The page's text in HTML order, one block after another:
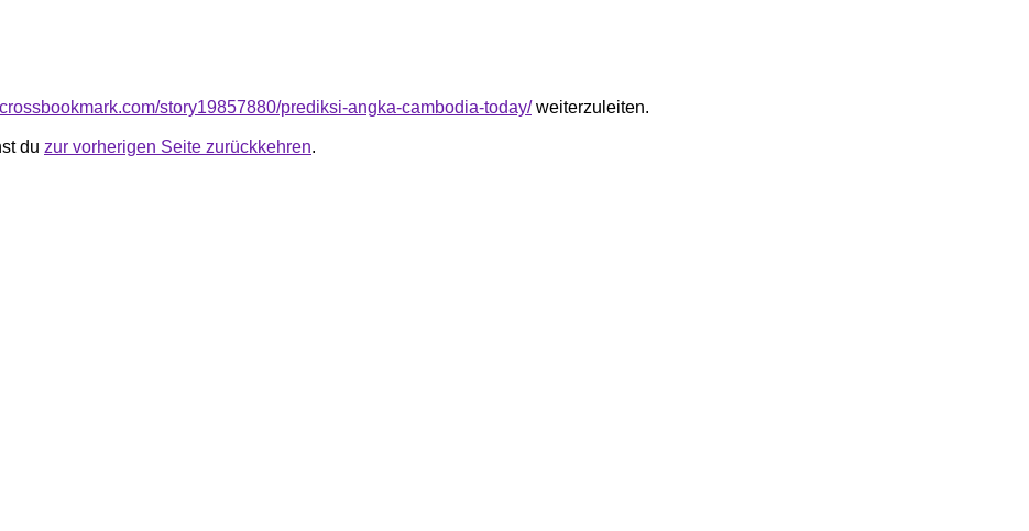
story19857880/prediksi-angka-cambodia-today/weiterzuleiten.
du zur vorherigen Seite zurückkehren.